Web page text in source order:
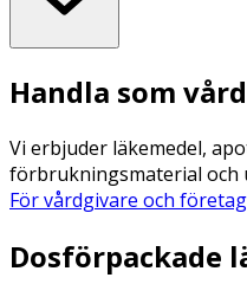
Handla som
Vi erbjuder läkemedel,
förbrukningsmaterial och
För vårdgivare och företag
Dosförpackade